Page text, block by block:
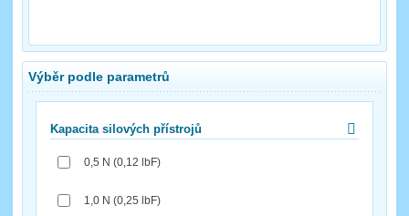
Výběr podle parametrů
Kapacita silových přístrojů
0,5 N (0,12 lbF)
1,0 N (0,25 lbF)